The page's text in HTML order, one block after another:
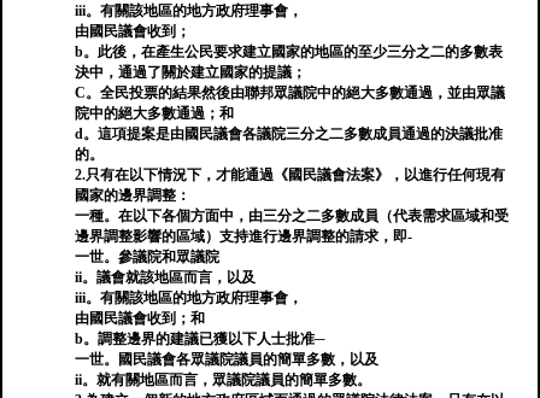
iii。有關該地區的地方政府理事會，
由國民議會收到；
b。此後，在產生公民要求建立國家的地區的至少三分之二的多數表
決中，通過了關於建立國家的提議；
C。全民投票的結果然後由聯邦眾議院中的絕大多數通過，並由眾議
院中的絕大多數通過；和
d。這項提案是由國民議會各議院三分之二多數成員通過的決議批准
的。
2.只有在以下情況下，才能通過《國民議會法案》，以進行任何現有
國家的邊界調整：
一種。在以下各個方面中，由三分之二多數成員（代表需求區域和受
邊界調整影響的區域）支持進行邊界調整的請求，即-
一世。參議院和眾議院
ii。議會就該地區而言，以及
iii。有關該地區的地方政府理事會，
由國民議會收到；和
b。調整邊界的建議已獲以下人士批准─
一世。國民議會各眾議院議員的簡單多數，以及
ii。就有關地區而言，眾議院議員的簡單多數。